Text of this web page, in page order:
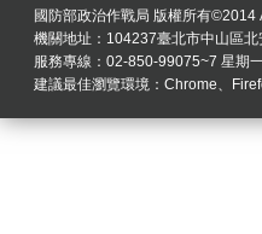
國防部政治作戰局 版權所有
機關地址：104237臺北市中山區
服務專線：02-850-99075~7 星期
建議最佳瀏覽環境：Chrome、